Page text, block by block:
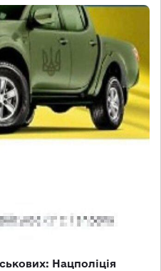
Нацполіція